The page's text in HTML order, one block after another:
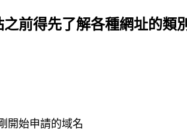
之前得先了解各種網址的類
開始申請的域名